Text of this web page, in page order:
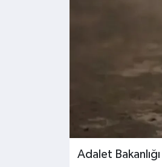
Adalet